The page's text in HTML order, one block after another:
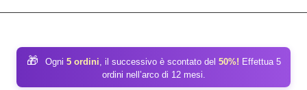
🎁 Ogni 5 ordini, il successivo è scontato del 50%! Effettua 5
ordini nell’arco di 12 mesi.